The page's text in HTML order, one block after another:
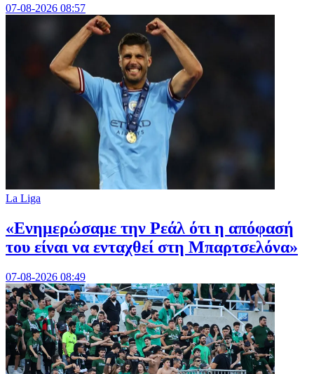
07-08-2026 08:57
La Liga
«Ενημερώσαμε την Ρεάλ ότι η απόφασή
του είναι να ενταχθεί στη Μπαρτσελόνα»
07-08-2026 08:49